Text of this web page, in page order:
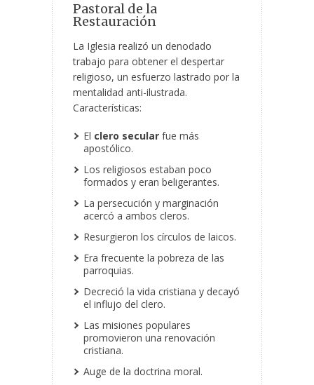
Pastoral de la
Restauración
La Iglesia realizó un denodado
trabajo para obtener el despertar
religioso, un esfuerzo lastrado por la
mentalidad anti-ilustrada.
Características:
El clero secular fue más
apostólico.
Los religiosos estaban poco
formados y eran beligerantes.
La persecución y marginación
acercó a ambos cleros.
Resurgieron los círculos de laicos.
Era frecuente la pobreza de las
parroquias.
Decreció la vida cristiana y decayó
el influjo del clero.
Las misiones populares
promovieron una renovación
cristiana.
Auge de la doctrina moral.